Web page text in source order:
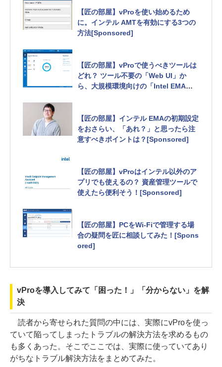
【匠の部屋】vProを使い始めるため
に。インテル AMTを有効にする3つの
方法[Sponsored]
【匠の部屋】vProで使うべきツールは
どれ？ ツール不要の「Web UI」か
ら、大規模環境向けの「Intel EMA」
【匠の部屋】インテル EMAの初期設定
をおさらい、「あれ？」と思ったら注
意すべきポイントは？[Sponsored]
【匠の部屋】vProはインテル以外のア
プリでも使えるの？ 資産管理ツールで
使えたら便利そう！[Sponsored]
【匠の部屋】PCをWi-Fiで管理する場
合の疑問を匠に相談してみた！[Spons
ored]
vProを導入してみて「困った！」「分からない」を解
決
読者から寄せられた質問の中には、実際にvProを使っ
ていて陥ってしまったトラブルの解決方法を求めるもの
も多くあった。そこでここでは、実際に使っていてあり
がちなトラブル解決方法をまとめてみた。